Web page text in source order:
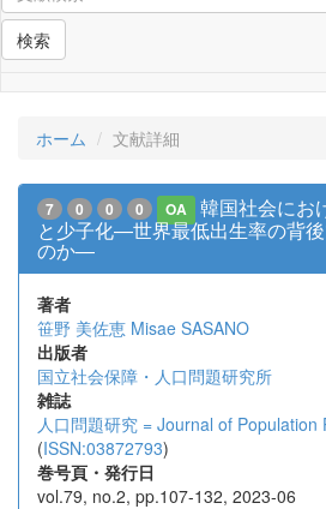
検索
ホーム 文献詳細
7 0 0 0 OA
韓国社会にお
と少子化―世界最低出生率の背
のか―
著者
笹野 美佐恵 Misae SASANO
出版者
国立社会保障・人口問題研究所
雑誌
人口問題研究 = Journal of Population
(ISSN:03872793)
巻号頁・発行日
vol.79, no.2, pp.107-132, 2023-06